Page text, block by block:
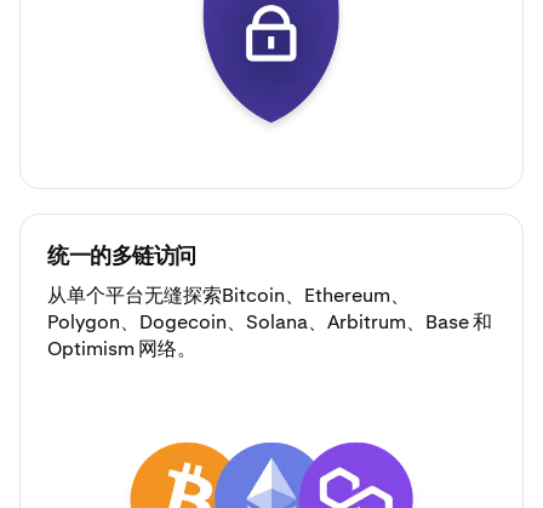
统一的多链访问
从单个平台无缝探索Bitcoin、 Ethereum、
Polygon、 Dogecoin、 Solana、 Arbitrum、 Base和
Optimism 网络。